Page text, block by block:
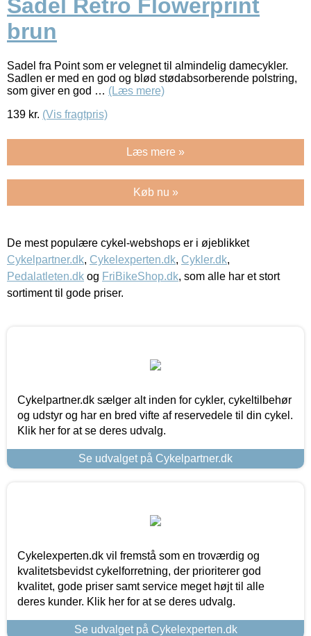
Sadel Retro Flowerprint
brun
Sadel fra Point som er velegnet til almindelig damecykler.
Sadlen er med en god og blød stødabsorberende polstring,
som giver en god … (Læs mere)
139 kr. (Vis fragtpris)
Læs mere »
Køb nu »
De mest populære cykel-webshops er i øjeblikket
Cykelpartner.dk, Cykelexperten.dk, Cykler.dk,
Pedalatleten.dk og FriBikeShop.dk, som alle har et stort
sortiment til gode priser.
Cykelpartner.dk sælger alt inden for cykler, cykeltilbehør
og udstyr og har en bred vifte af reservedele til din cykel.
Klik her for at se deres udvalg.
Se udvalget på Cykelpartner.dk
Cykelexperten.dk vil fremstå som en troværdig og
kvalitetsbevidst cykelforretning, der prioriterer god
kvalitet, gode priser samt service meget højt til alle
deres kunder. Klik her for at se deres udvalg.
Se udvalget på Cykelexperten.dk